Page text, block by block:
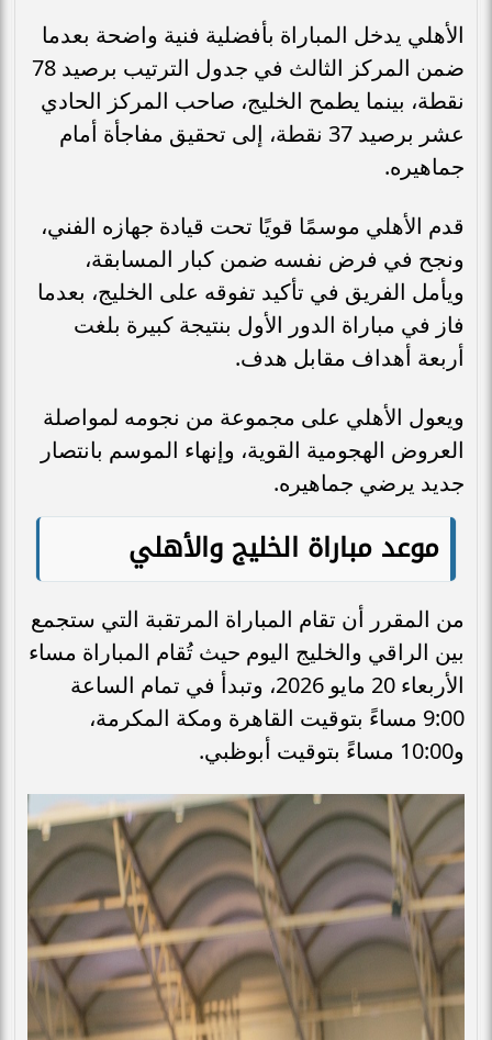
الأهلي يدخل المباراة بأفضلية فنية واضحة بعدما
ضمن المركز الثالث في جدول الترتيب برصيد 78
نقطة، بينما يطمح الخليج، صاحب المركز الحادي
عشر برصيد 37 نقطة، إلى تحقيق مفاجأة أمام
جماهيره.
قدم الأهلي موسمًا قويًا تحت قيادة جهازه الفني،
ونجح في فرض نفسه ضمن كبار المسابقة،
ويأمل الفريق في تأكيد تفوقه على الخليج، بعدما
فاز في مباراة الدور الأول بنتيجة كبيرة بلغت
أربعة أهداف مقابل هدف.
ويعول الأهلي على مجموعة من نجومه لمواصلة
العروض الهجومية القوية، وإنهاء الموسم بانتصار
جديد يرضي جماهيره.
موعد مباراة الخليج والأهلي
من المقرر أن تقام المباراة المرتقبة التي ستجمع
بين الراقي والخليج اليوم حيث تُقام المباراة مساء
الأربعاء 20 مايو 2026، وتبدأ في تمام الساعة
9:00 مساءً بتوقيت القاهرة ومكة المكرمة،
و10:00 مساءً بتوقيت أبوظبي.